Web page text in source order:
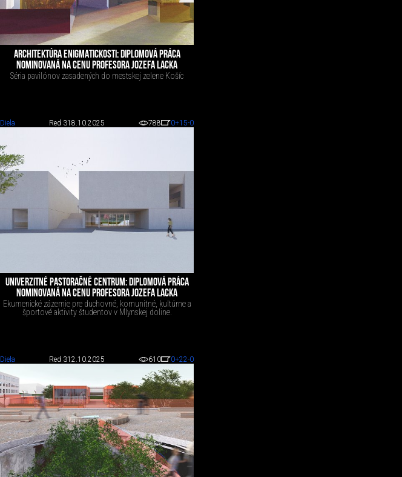
ARCHITEKTÚRA ENIGMATICKOSTI: DIPLOMOVÁ PRÁCA
NOMINOVANÁ NA CENU PROFESORA JOZEFA LACKA
Séria pavilónov zasadených do mestskej zelene Košíc
Diela Red 318.10.2025 788 0+15-0
UNIVERZITNÉ PASTORAČNÉ CENTRUM: DIPLOMOVÁ PRÁCA
NOMINOVANÁ NA CENU PROFESORA JOZEFA LACKA
Ekumenické zázemie pre duchovné, komunitné, kultúrne a
športové aktivity študentov v Mlynskej doline.
Diela Red 312.10.2025 610 0+22-0